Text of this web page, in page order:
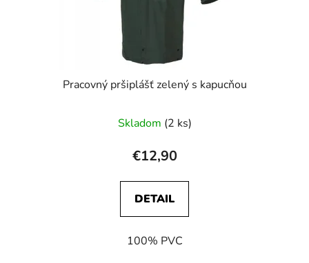
Pracovný pršiplášť zelený s kapucňou
Skladom (2 ks)
€12,90
DETAIL
100% PVC